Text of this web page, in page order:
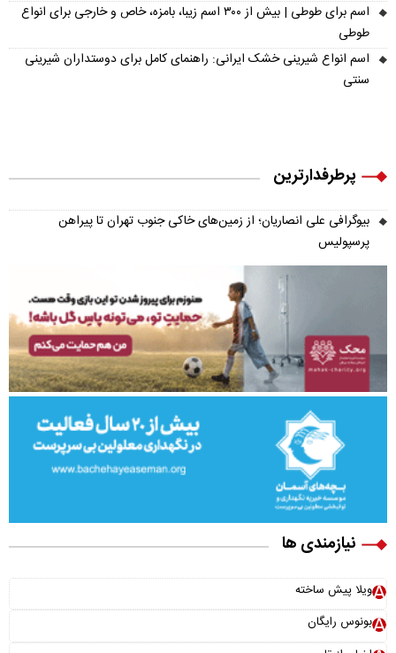
اسم برای طوطی | بیش از ۳۰۰ اسم زیبا، بامزه، خاص و خارجی برای انواع
طوطی
اسم انواع شیرینی خشک ایرانی: راهنمای کامل برای دوستداران شیرینی
سنتی
پرطرفدارترین
بیوگرافی علی انصاریان؛ از زمین‌های خاکی جنوب تهران تا پیراهن
پرسپولیس
نیازمندی ها
ویلا پیش ساخته
بونوس رایگان